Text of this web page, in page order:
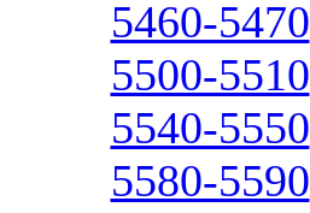
5460-5470
5500-5510
5540-5550
5580-5590